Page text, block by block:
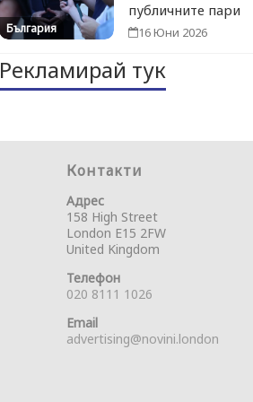
България
публичните пари
16 Юни 2026
Рекламирай тук
Контакти
Адрес
158 High Street
London E15 2FW
United Kingdom
Телефон
020 8111 1026
Email
advertising@novini.london